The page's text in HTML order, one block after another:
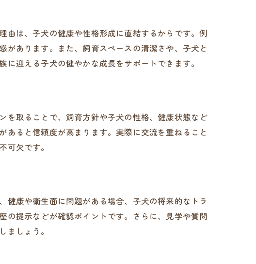
術
由は、子犬の健康や性格形成に直結するからです。例
あります。また、飼育スペースの清潔さや、子犬と
迎える子犬の健やかな成長をサポートできます。
を取ることで、飼育方針や子犬の性格、健康状態など
ると信頼度が高まります。実際に交流を重ねること
欠です。
康や衛生面に問題がある場合、子犬の将来的なトラ
の提示などが確認ポイントです。さらに、見学や質問
しょう。